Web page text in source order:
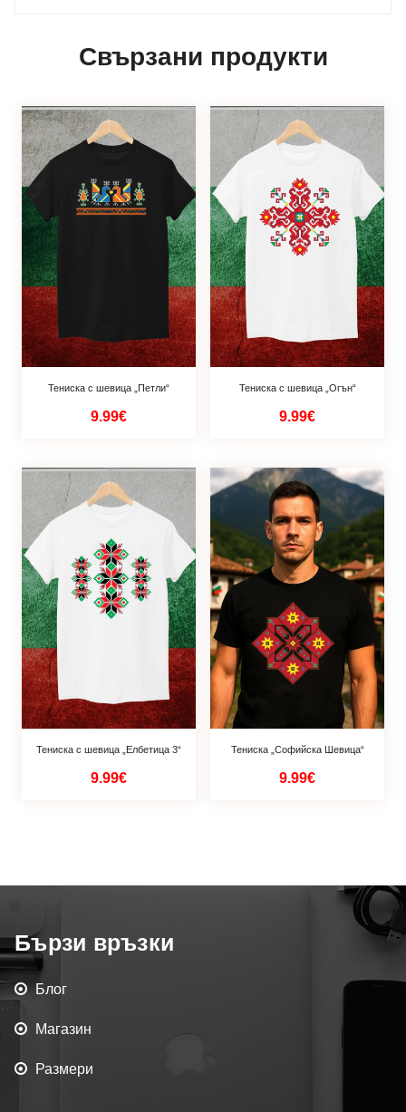
Свързани продукти
Тениска с шевица „Петли“
9.99€
Тениска с шевица „Огън“
9.99€
Тениска с шевица „Елбетица 3“
9.99€
Тениска „Софийска Шевица“
9.99€
Бързи връзки
Блог
Магазин
Размери